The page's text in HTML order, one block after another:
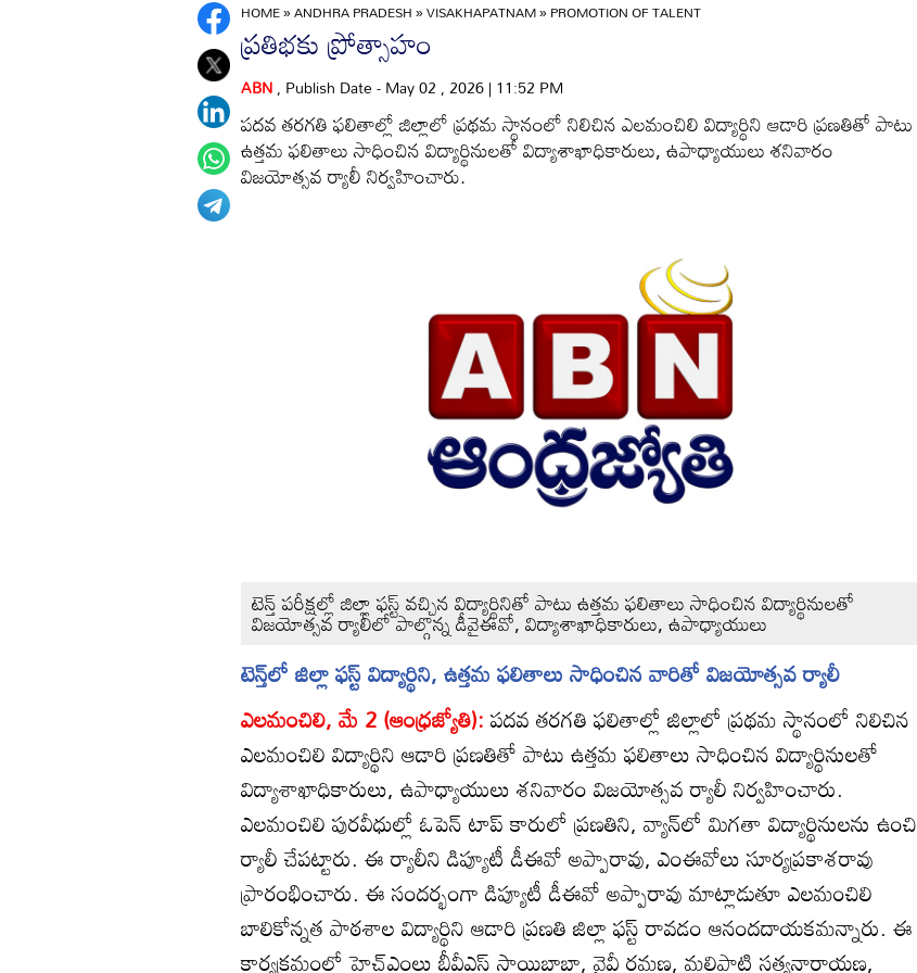
HOME»ANDHRA PRADESH»VISAKHAPATNAM»PROMOTION OF TALENT
ప్రతిభకు ప్రోత్సాహం
ABN, Publish Date - May 02 , 2026 | 11:52 PM
పదవ తరగతి ఫలితాల్లో జిల్లాలో ప్రథమ స్థానంలో నిలిచిన ఎలమంచిలి విద్యార్థిని ఆడారి ప్రణతితో పాటు
ఉత్తమ ఫలితాలు సాధించిన విద్యార్థినులతో విద్యాశాఖాధికారులు, ఉపాధ్యాయులు శనివారం
విజయోత్సవ ర్యాలీ నిర్వహించారు.
టెన్త్‌ పరీక్షల్లో జిల్లా ఫస్ట్‌ వచ్చిన విద్యార్థినితో పాటు ఉత్తమ ఫలితాలు సాధించిన విద్యార్థినులతో
విజయోత్సవ ర్యాలీలో పాల్గొన్న డీవైఈవో, విద్యాశాఖాధికారులు, ఉపాధ్యాయులు
టెన్త్‌లో జిల్లా ఫస్ట్‌ విద్యార్థిని, ఉత్తమ ఫలితాలు సాధించిన వారితో విజయోత్సవ ర్యాలీ
ఎలమంచిలి, మే 2 (ఆంధ్రజ్యోతి):పదవ తరగతి ఫలితాల్లో జిల్లాలో ప్రథమ స్థానంలో నిలిచిన
ఎలమంచిలి విద్యార్థిని ఆడారి ప్రణతితో పాటు ఉత్తమ ఫలితాలు సాధించిన విద్యార్థినులతో
విద్యాశాఖాధికారులు, ఉపాధ్యాయులు శనివారం విజయోత్సవ ర్యాలీ నిర్వహించారు.
ఎలమంచిలి పురవీధుల్లో ఓపెన్‌ టాప్‌ కారులో ప్రణతిని, వ్యాన్‌లో మిగతా విద్యార్థినులను ఉంచి
ర్యాలీ చేపట్టారు. ఈ ర్యాలీని డిప్యూటీ డీఈవో అప్పారావు, ఎంఈవోలు సూర్యప్రకాశరావు
ప్రారంభించారు. ఈ సందర్భంగా డిప్యూటీ డీఈవో అప్పారావు మాట్లాడుతూ ఎలమంచిలి
బాలికోన్నత పాఠశాల విద్యార్థిని ఆడారి ప్రణతి జిల్లా ఫస్ట్‌ రావడం ఆనందదాయకమన్నారు. ఈ
కార్యక్రమంలో హెచ్‌ఎంలు బీవీఎస్‌ సాయిబాబా, వైవీ రమణ, మల్లిపాటి సత్యనారాయణ,